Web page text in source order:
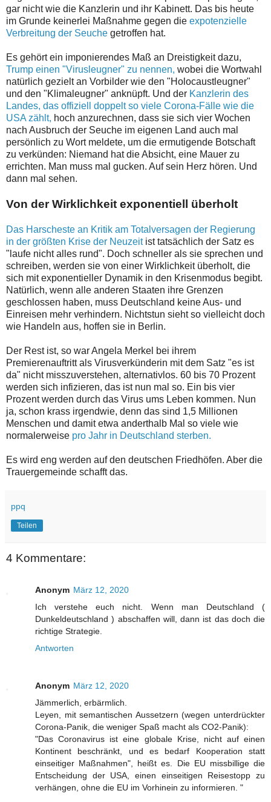
gar nicht wie die Kanzlerin und ihr Kabinett. Das bis heute
im Grunde keinerlei Maßnahme gegen die expotenzielle
Verbreitung der Seuche getroffen hat.
Es gehört ein imponierendes Maß an Dreistigkeit dazu,
Trump einen "Virusleugner" zu nennen, wobei die Wortwahl
natürlich gezielt an Vorbilder wie den "Holocaustleugner"
und den "Klimaleugner" anknüpft. Und der Kanzlerin des
Landes, das offiziell doppelt so viele Corona-Fälle wie die
USA zählt, hoch anzurechnen, dass sie sich vier Wochen
nach Ausbruch der Seuche im eigenen Land auch mal
persönlich zu Wort meldete, um die ermutigende Botschaft
zu verkünden: Niemand hat die Absicht, eine Mauer zu
errichten. Man muss mal gucken. Auf sein Herz hören. Und
dann mal sehen.
Von der Wirklichkeit exponentiell überholt
Das Harscheste an Kritik am Totalversagen der Regierung
in der größten Krise der Neuzeit ist tatsächlich der Satz es
"laufe nicht alles rund". Doch schneller als sie sprechen und
schreiben, werden sie von einer Wirklichkeit überholt, die
sich mit exponentieller Dynamik in den Krisenmodus begibt.
Natürlich, wenn alle anderen Staaten ihre Grenzen
geschlossen haben, muss Deutschland keine Aus- und
Einreisen mehr verhindern. Nichtstun sieht so vielleicht doch
wie Handeln aus, hoffen sie in Berlin.
Der Rest ist, so war Angela Merkel bei ihrem
Premierenauftritt als Virusverkünderin mit dem Satz "es ist
da" nicht misszuverstehen, alternativlos. 60 bis 70 Prozent
werden sich infizieren, das ist nun mal so. Ein bis vier
Prozent werden durch das Virus ums Leben kommen. Nun
ja, schon krass irgendwie, denn das sind 1,5 Millionen
Menschen und damit etwa anderthalb Mal so viele wie
normalerweise pro Jahr in Deutschland sterben.
Es wird eng werden auf den deutschen Friedhöfen. Aber die
Trauergemeinde schafft das.
ppq
Teilen
4 Kommentare:
Anonym März 12, 2020
Ich verstehe euch nicht. Wenn man Deutschland (
Dunkeldeutschland ) abschaffen will, dann ist das doch die
richtige Strategie.
Antworten
Anonym März 12, 2020
Jämmerlich, erbärmlich.
Leyen, mit semantischen Aussetzern (wegen unterdrückter
Corona-Panik, die weniger Spaß macht als CO2-Panik):
"Das Coronavirus ist eine globale Krise, nicht auf einen
Kontinent beschränkt, und es bedarf Kooperation statt
einseitiger Maßnahmen", heißt es. Die EU missbillige die
Entscheidung der USA, einen einseitigen Reisestopp zu
verhängen, ohne die EU im Vorhinein zu informieren. "